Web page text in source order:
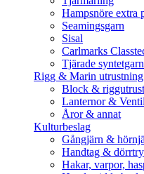
Hampsnöre extra
Seamingsgarn
Sisal
Carlmarks
Tjärade syntetgarn
Rigg & Marin utrustning
Block &
Lanternor &
Åror & annat
Kulturbeslag
Gångjärn &
Handtag &
Hakar, varpor,